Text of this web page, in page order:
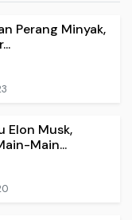
Perang Minyak,
Elon Musk,
Main...